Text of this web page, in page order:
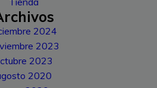
2024
2023
2023
2020